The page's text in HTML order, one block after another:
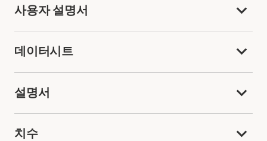
사용자 설명서
데이터시트
설명서
치수